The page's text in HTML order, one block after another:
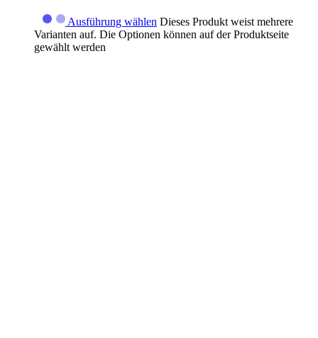
Ausführung wählen Dieses Produkt weist mehrere
Varianten auf. Die Optionen können auf der Produktseite
gewählt werden